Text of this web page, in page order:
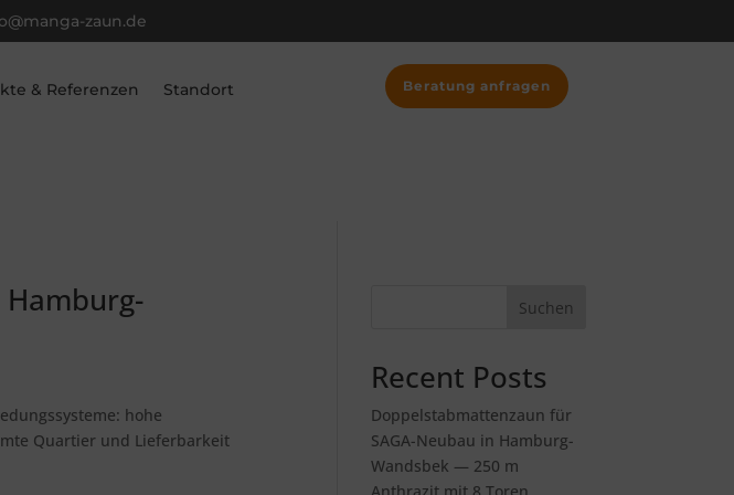
zaun.de
& Referenzen Standort Beratung anfragen
hohe
Quartier und Lieferbarkeit
Suchen
Recent Posts
Doppelstabmattenzaun für
SAGA-Neubau in Hamburg-
Wandsbek — 250 m